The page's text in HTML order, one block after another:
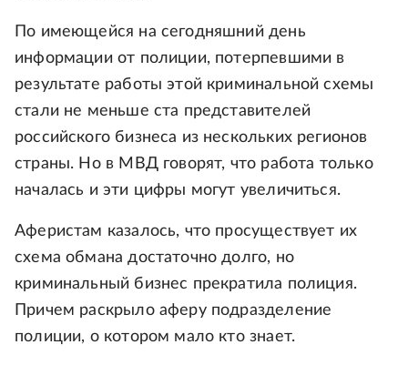
По имеющейся на сегодняшний день
информации от полиции, потерпевшими в
результате работы этой криминальной схемы
стали не меньше ста представителей
российского бизнеса из нескольких регионов
страны. Но в МВД говорят, что работа только
началась и эти цифры могут увеличиться.
Аферистам казалось, что просуществует их
схема обмана достаточно долго, но
криминальный бизнес прекратила полиция.
Причем раскрыло аферу подразделение
полиции, о котором мало кто знает.